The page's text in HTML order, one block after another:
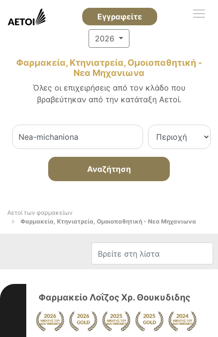
Εγγραφείτε
2026
Φαρμακεία, Κτηνιατρεία, Ομοιοπαθητική -
Νεα Μηχανιωνα
Όλες οι επιχειρήσεις από τον κλάδο που
βραβεύτηκαν από την κατάταξη Αετοί.
Αναζήτηση
Αετοί των φαρμακείων
Φαρμακεία, Κτηνιατρεία, Ομοιοπαθητική - Νεα Μηχανιωνα
Φαρμακείο Λοΐζος Χρ. Θουκυδιδης